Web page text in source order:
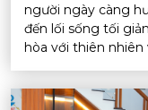
người ngày càng
đến lối sống tối
hòa với thiên nhiên